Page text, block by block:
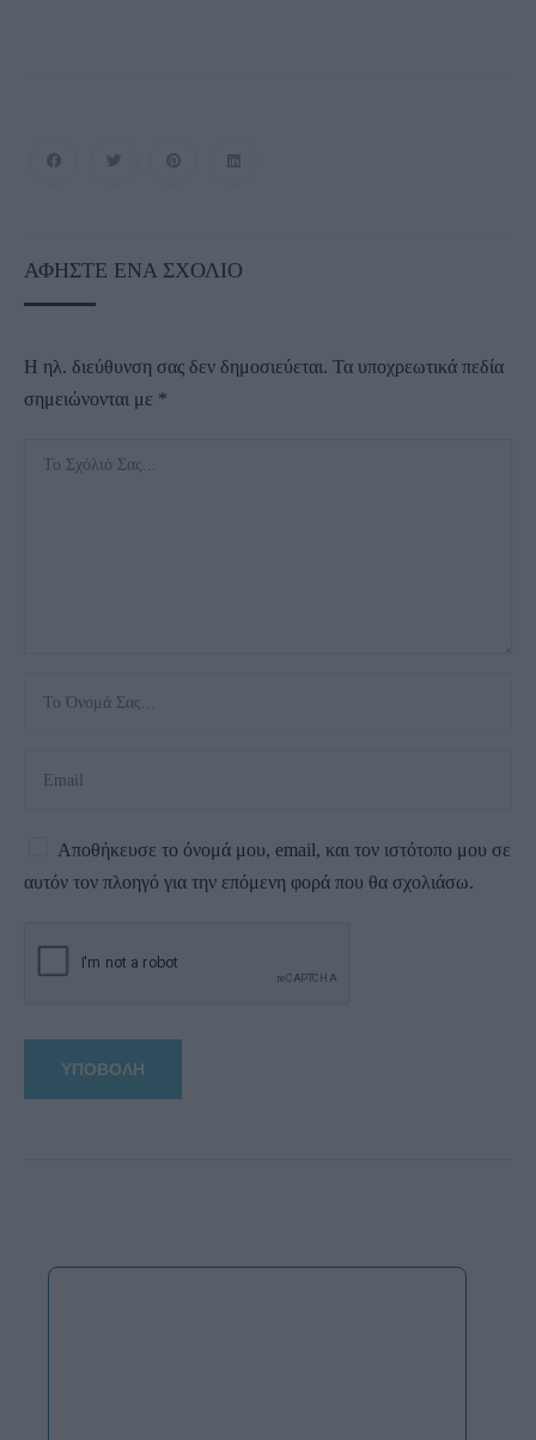
ΑΦΉΣΤΕ ΈΝΑ ΣΧΌΛΙΟ
Η ηλ. διεύθυνση σας δεν δημοσιεύεται. Τα υποχρεωτικά πεδία
σημειώνονται με *
Αποθήκευσε το όνομά μου, email, και τον ιστότοπο μου σε
αυτόν τον πλοηγό για την επόμενη φορά που θα σχολιάσω.